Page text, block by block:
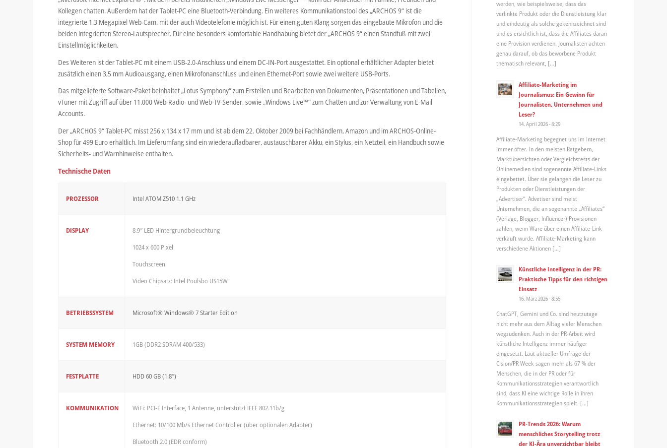
Kollegen chatten. Außerdem hat der Tablet-PC eine Bluetooth-Verbindung. Ein weiteres Kommunikationstool des „ARCHOS 9“ ist die
integrierte 1,3 Megapixel Web-Cam, mit der auch Videotelefonie möglich ist. Für einen guten Klang sorgen das eingebaute Mikrofon und die
beiden integrierten Stereo-Lautsprecher. Für eine besonders komfortable Handhabung bietet der „ARCHOS 9“ einen Standfuß mit zwei
Einstellmöglichkeiten.
Des Weiteren ist der Tablet-PC mit einem USB-2.0-Anschluss und einem DC-IN-Port ausgestattet. Ein optional erhältlicher Adapter bietet
zusätzlich einen 3,5 mm Audioausgang, einen Mikrofonanschluss und einen Ethernet-Port sowie zwei weitere USB-Ports.
Das mitgelieferte Software-Paket beinhaltet „Lotus Symphony“ zum Erstellen und Bearbeiten von Dokumenten, Präsentationen und Tabellen,
vTuner mit Zugriff auf über 11.000 Web-Radio- und Web-TV-Sender, sowie „Windows Live™“ zum Chatten und zur Verwaltung von E-Mail
Accounts.
Der „ARCHOS 9“ Tablet-PC misst 256 x 134 x 17 mm und ist ab dem 22. Oktober 2009 bei Fachhändlern, Amazon und im ARCHOS-Online-
Shop für 499 Euro erhältlich. Im Lieferumfang sind ein wiederaufladbarer, austauschbarer Akku, ein Stylus, ein Netzteil, ein Handbuch sowie
Sicherheits- und Warnhinweise enthalten.
Technische Daten
PROZESSOR Intel ATOM Z510 1.1 GHz
DISPLAY
8.9″ LED Hintergrundbeleuchtung
1024 x 600 Pixel
Touchscreen
Video Chipsatz: Intel Poulsbo US15W
BETRIEBSSYSTEM Microsoft® Windows® 7 Starter Edition
SYSTEM MEMORY 1GB (DDR2 SDRAM 400/533)
FESTPLATTE HDD 60 GB (1.8″)
KOMMUNIKATION
WiFi: PCI-E Interface, 1 Antenne, unterstützt IEEE 802.11b/g
Ethernet: 10/100 Mb/s Ethernet Controller (über optionalen Adapter)
Bluetooth 2.0 (EDR conform)
werden, wie beispielsweise, dass das
verlinkte Produkt oder die Dienstleistung klar
und eindeutig als solche gekennzeichnet sind
und es ersichtlich ist, dass die Affiliates daran
eine Provision verdienen. Journalisten achten
genau darauf, ob das beworbene Produkt
thematisch relevant, […]
Affiliate-Marketing im
Journalismus: Ein Gewinn für
Journalisten, Unternehmen und
Leser?
14. April 2026 - 8:29
Affiliate-Marketing begegnet uns im Internet
immer öfter. In den meisten Ratgebern,
Marktübersichten oder Vergleichstests der
Onlinemedien sind sogenannte Affiliate-Links
eingebettet. Über sie gelangen die Leser zu
Produkten oder Dienstleistungen der
„Advertiser“. Advetiser sind meist
Unternehmen, die an sogenannte „Affiliates“
(Verlage, Blogger, Influencer) Provisionen
zahlen, wenn Ware über einen Affiliate-Link
verkauft wurde. Affiliate-Marketing kann
verschiedene Aktionen […]
Künstliche Intelligenz in der PR:
Praktische Tipps für den richtigen
Einsatz
16. März 2026 - 8:55
ChatGPT, Gemini und Co. sind heutzutage
nicht mehr aus dem Alltag vieler Menschen
wegzudenken. Auch in der PR-Arbeit wird
künstliche Intelligenz immer häufiger
eingesetzt. Laut aktueller Umfrage der
Cision/PR Week sagen mehr als 67 % der
Menschen, die in der PR oder für
Kommunikationsstrategien verantwortlich
sind, dass KI eine wichtige Rolle in ihren
Kommunikationsstrategien spielt. […]
PR-Trends 2026: Warum
menschliches Storytelling trotz
der KI-Ära unverzichtbar bleibt